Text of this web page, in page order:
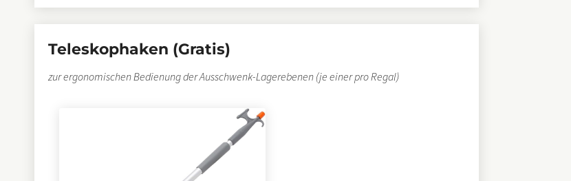
Teleskophaken (Gratis)
zur ergonomischen Bedienung der Ausschwenk-Lagerebenen (je einer pro Regal)